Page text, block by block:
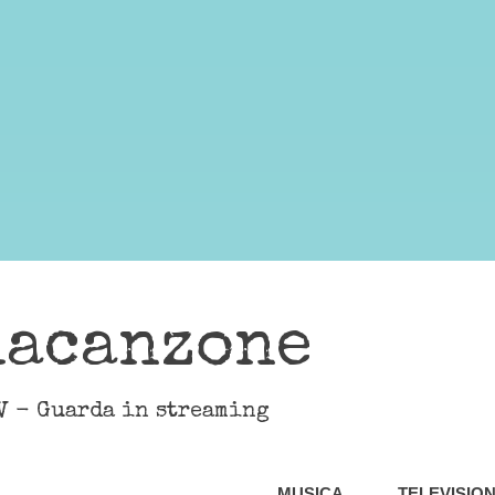
- Guarda in streaming